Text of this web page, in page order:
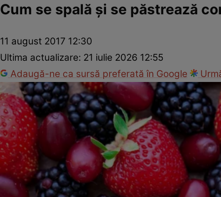
Cum se spală şi se păstrează
11 august 2017 12:30
Ultima actualizare: 21 iulie 2026 12:55
Adaugă-ne ca sursă preferată în Google